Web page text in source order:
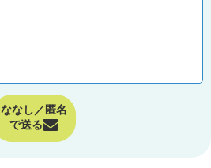
ななし／匿名
で送る